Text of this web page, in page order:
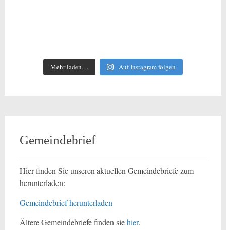
Mehr laden… Auf Instagram folgen
Gemeindebrief
Hier finden Sie unseren aktuellen Gemeindebriefe zum
herunterladen:
Gemeindebrief herunterladen
Ältere Gemeindebriefe finden siehier.